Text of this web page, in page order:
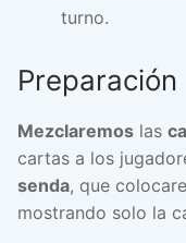
turno.
Preparación
Mezclaremos las
cartas a los
senda, que
mostrando solo la